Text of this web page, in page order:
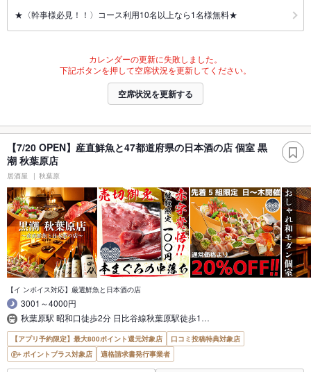
★〈幹事様必見！！〉コース利用10名以上なら1名様無料★
カレンダーの更新に失敗しました。
下記ボタンを押して空席状況を更新してください。
空席状況を更新する
【7/20 OPEN】産直鮮魚と47都道府県の日本酒の店 個室 黒
潮 秋葉原店
居酒屋 秋葉原
【イ ンボイス対応】厳選鮮魚と日本酒の店
3001～4000円
秋葉原駅 昭和口徒歩2分 日比谷線秋葉原駅徒歩1…
【アプリ予約限定】最大800ポイント還元対象店
口コミ投稿特典対象店
ポイントプラス対象店
適格請求書発行事業者